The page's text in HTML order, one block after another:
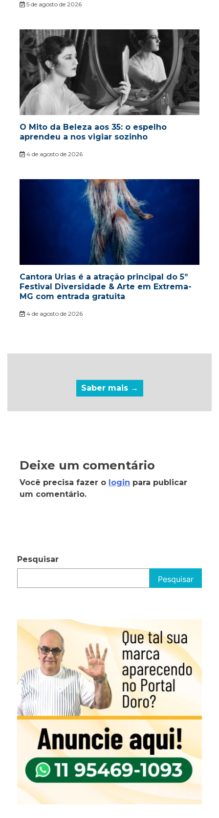
5 de agosto de 2026
O Mito da Beleza aos 35: o espelho
aprendeu a nos vigiar sozinho
4 de agosto de 2026
Cantora Urias é a atração principal do 5º
Festival Diversidade & Arte em Extrema-
MG com entrada gratuita
4 de agosto de 2026
Saber mais →
Deixe um comentário
Você precisa fazer o login para publicar
um comentário.
Pesquisar
Pesquisar